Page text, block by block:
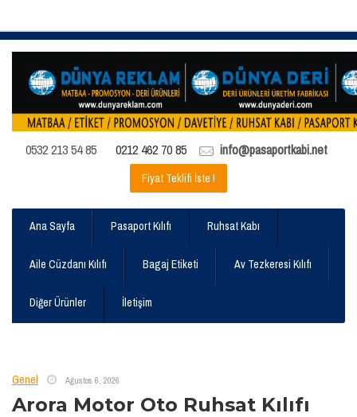
0532 213 54 85 0212 462 70 85 info@pasaportkabi.net
Fiyat Teklifi İste !
Ana Sayfa Pasaport Kılıfı Ruhsat Kabı
Aile Cüzdanı Kılıfı Bagaj Etiketi Av Tezkeresi Kılıfı
Diğer Ürünler İletişim
Genel Ağustos 6, 2026
Arora Motor Oto Ruhsat Kılıfı